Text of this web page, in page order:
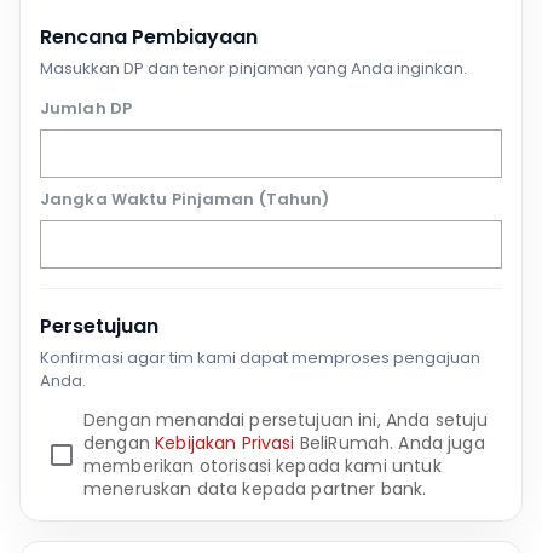
Rencana Pembiayaan
Masukkan DP dan tenor pinjaman yang Anda inginkan.
Jumlah DP
Jangka Waktu Pinjaman (Tahun)
Persetujuan
Konfirmasi agar tim kami dapat memproses pengajuan
Anda.
Dengan menandai persetujuan ini, Anda setuju
denganKebijakan Privasi BeliRumah. Anda juga
memberikan otorisasi kepada kami untuk
meneruskan data kepada partner bank.